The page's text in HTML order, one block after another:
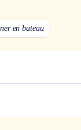
en bateau